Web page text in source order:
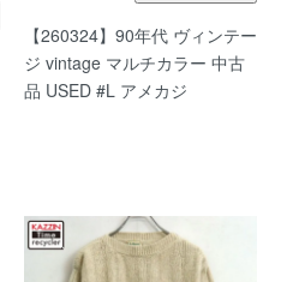
【260324】90年代 ヴィンテー
ジ vintage マルチカラー 中古
品 USED #L アメカジ